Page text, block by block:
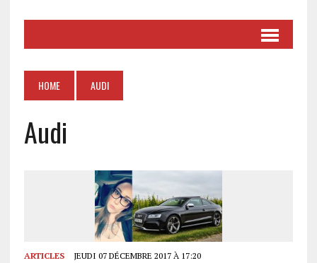
HOME AUDI
Audi
ARTICLES JEUDI 07 DÉCEMBRE 2017 À 17:20